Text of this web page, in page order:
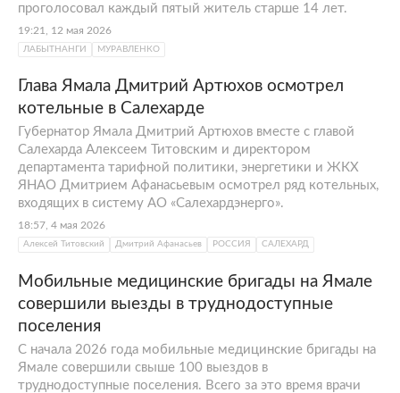
проголосовал каждый пятый житель старше 14 лет.
19:21, 12 мая 2026
ЛАБЫТНАНГИ МУРАВЛЕНКО
Глава Ямала Дмитрий Артюхов осмотрел
котельные в Салехарде
Губернатор Ямала Дмитрий Артюхов вместе с главой
Салехарда Алексеем Титовским и директором
департамента тарифной политики, энергетики и ЖКХ
ЯНАО Дмитрием Афанасьевым осмотрел ряд котельных,
входящих в систему АО «Салехардэнерго».
18:57, 4 мая 2026
Алексей Титовский Дмитрий Афанасьев РОССИЯ САЛЕХАРД
Мобильные медицинские бригады на Ямале
совершили выезды в труднодоступные
поселения
С начала 2026 года мобильные медицинские бригады на
Ямале совершили свыше 100 выездов в
труднодоступные поселения. Всего за это время врачи